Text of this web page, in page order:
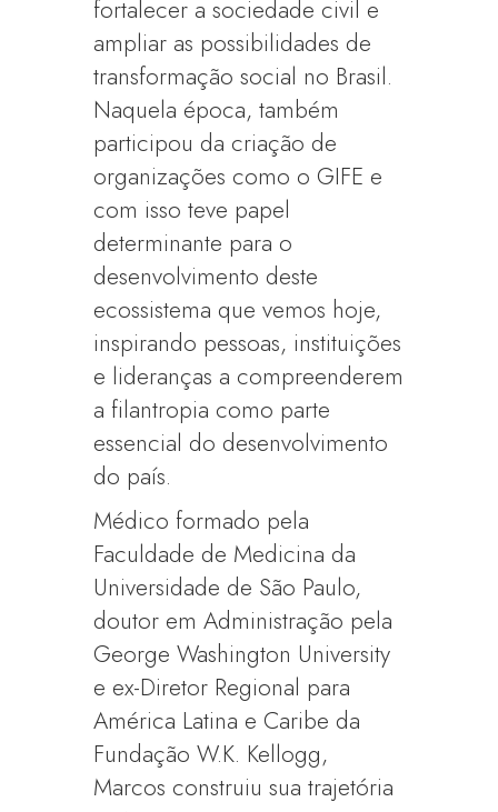
fortalecer a sociedade civil e
ampliar as possibilidades de
transformação social no Brasil.
Naquela época, também
participou da criação de
organizações como o GIFE e
com isso teve papel
determinante para o
desenvolvimento deste
ecossistema que vemos hoje,
inspirando pessoas, instituições
e lideranças a compreenderem
a filantropia como parte
essencial do desenvolvimento
do país.
Médico formado pela
Faculdade de Medicina da
Universidade de São Paulo,
doutor em Administração pela
George Washington University
e ex-Diretor Regional para
América Latina e Caribe da
Fundação W.K. Kellogg,
Marcos construiu sua trajetória